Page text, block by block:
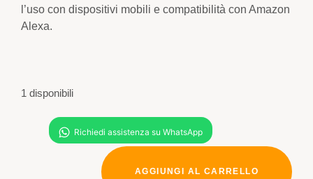
l’uso con dispositivi mobili e compatibilità con Amazon
Alexa.
1 disponibili
AGGIUNGI AL CARRELLO